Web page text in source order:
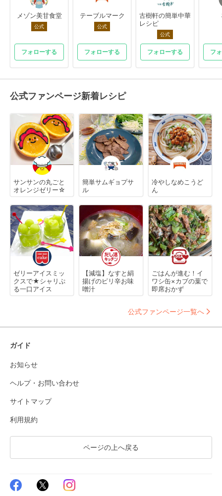
メゾン美甘食堂
公式
フォローする
テーブルマーク
公式
フォローする
古樹軒の簡単中華
レシピ
公式
フォローする フ
公式ファンページ新着レシピ
サンサンの丸ごと
オレンジゼリー☆
簡単サムギョプサ
ル
冷やしなめこうど
ん
ゼリーアイスミッ
クスで★シャリぷ
る一口アイス
【減塩】なすと絹
揚げのピリ辛お味
噌汁
ごはんが進む！イ
ワシ缶×カブの葉で
即席おかず
公式ファンページ一覧へ
ガイド
お知らせ
ヘルプ・お問い合わせ
サイトマップ
利用規約
ページの上へ戻る